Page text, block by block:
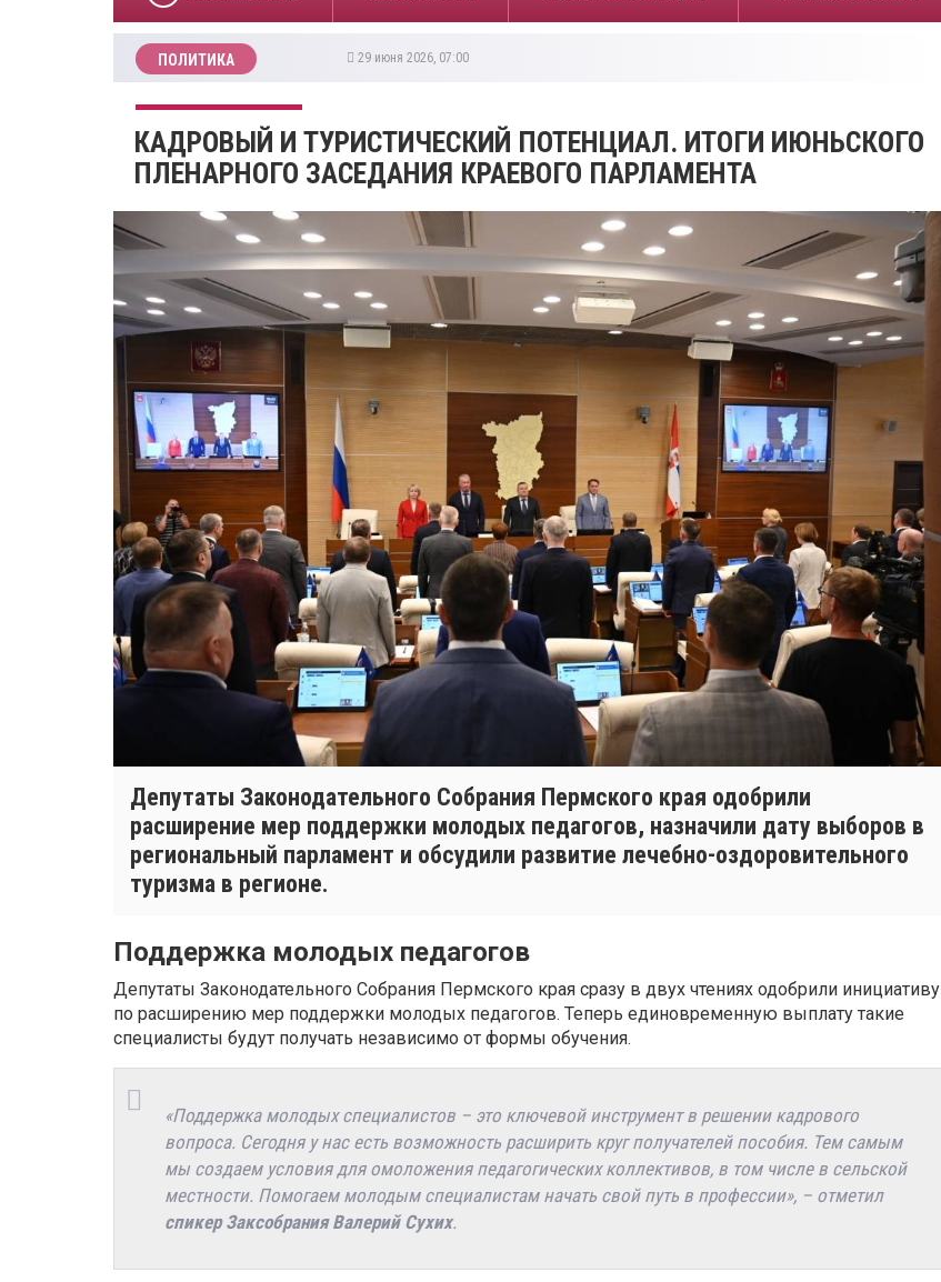
ПОЛИТИКА 29 июня 2026, 07:00
КАДРОВЫЙ И ТУРИСТИЧЕСКИЙ ПОТЕНЦИАЛ. ИТОГИ ИЮНЬСКОГО
ПЛЕНАРНОГО ЗАСЕДАНИЯ КРАЕВОГО ПАРЛАМЕНТА
Депутаты Законодательного Собрания Пермского края одобрили
расширение мер поддержки молодых педагогов, назначили дату выборов в
региональный парламент и обсудили развитие лечебно-оздоровительного
туризма в регионе.
Поддержка молодых педагогов
Депутаты Законодательного Собрания Пермского края сразу в двух чтениях одобрили инициативу
по расширению мер поддержки молодых педагогов. Теперь единовременную выплату такие
специалисты будут получать независимо от формы обучения.
«Поддержка молодых специалистов – это ключевой инструмент в решении кадрового
вопроса. Сегодня у нас есть возможность расширить круг получателей пособия. Тем самым
мы создаем условия для омоложения педагогических коллективов, в том числе в сельской
местности. Помогаем молодым специалистам начать свой путь в профессии», – отметил
спикер Заксобрания Валерий Сухих.